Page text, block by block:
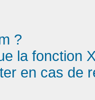
?
la fonction
en cas de